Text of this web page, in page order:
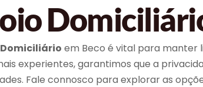
em Beco é vital para manter
experientes, garantimos que a
Fale connosco para explorar as